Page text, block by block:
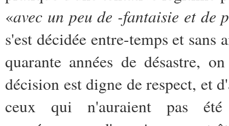
«avec un peu de -fantaisie et de
s'est décidée entre-temps et
quarante années de désastre,
décision est digne de respect, et
ceux qui n'auraient pas été